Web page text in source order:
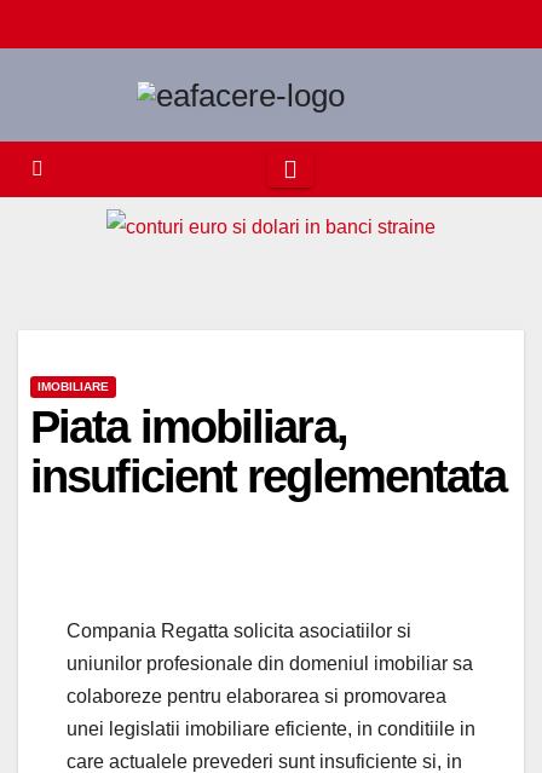
to
IMOBILIARE
Piata imobiliara,
insuficient reglementata
Compania Regatta solicita asociatiilor si
uniunilor profesionale din domeniul imobiliar sa
colaboreze pentru elaborarea si promovarea
unei legislatii imobiliare eficiente, in conditiile in
care actualele prevederi sunt insuficiente si, in